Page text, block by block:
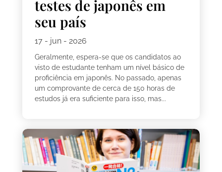
testes de japonês em
seu país
17 - jun - 2026
Geralmente, espera-se que os candidatos ao
visto de estudante tenham um nível básico de
proficiência em japonês. No passado, apenas
um comprovante de cerca de 150 horas de
estudos já era suficiente para isso, mas...